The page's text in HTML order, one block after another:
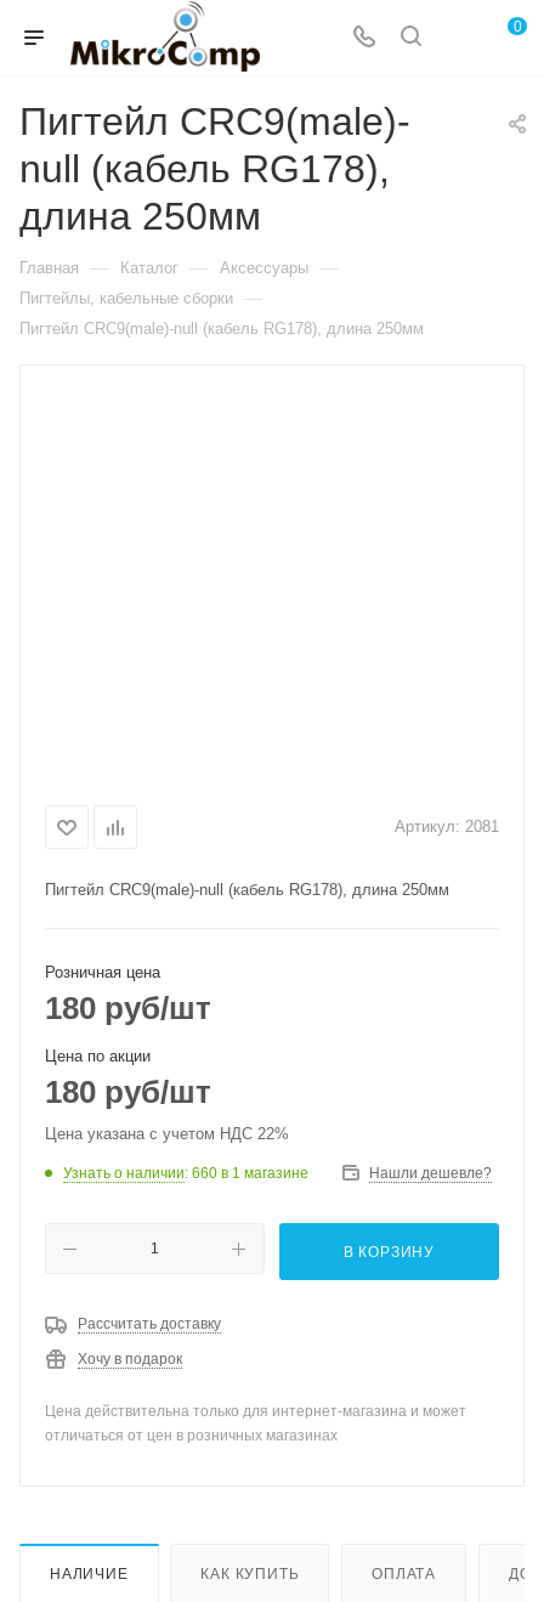
0
Пигтейл CRC9(male)-
null (кабель RG178),
длина 250мм
Главная — Каталог — Аксессуары —
Пигтейлы, кабельные сборки —
Пигтейл CRC9(male)-null (кабель RG178), длина 250мм
Артикул: 2081
Пигтейл CRC9(male)-null (кабель RG178), длина 250мм
Розничная цена
180 руб/шт
Цена по акции
180 руб/шт
Цена указана с учетом НДС 22%
Узнать о наличии: 660 в 1 магазине Нашли дешевле?
В КОРЗИНУ
Рассчитать доставку
Хочу в подарок
Цена действительна только для интернет-магазина и может
отличаться от цен в розничных магазинах
НАЛИЧИЕ КАК КУПИТЬ ОПЛАТА